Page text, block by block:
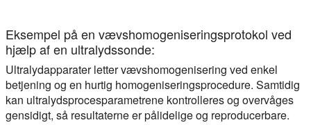
Eksempel på en vævshomogeniseringsprotokol ved
hjælp af en ultralydssonde:
Ultralydapparater letter vævshomogenisering ved enkel
betjening og en hurtig homogeniseringsprocedure. Samtidig
kan ultralydsprocesparametrene kontrolleres og overvåges
gensidigt, så resultaterne er pålidelige og reproducerbare.